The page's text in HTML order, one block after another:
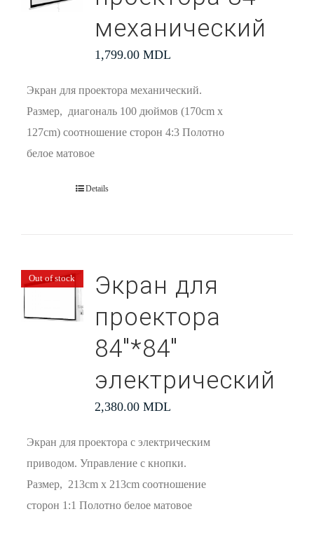
механический
1,799.00 MDL
Экран для проектора механический.
Размер, диагональ 100 дюймов (170cm x
127cm) соотношение сторон 4:3 Полотно
белое матовое
Details
Out of stock
Экран для
проектора
84″*84″
электрический
2,380.00 MDL
Экран для проектора с электрическим
приводом. Управление с кнопки.
Размер, 213cm x 213cm соотношение
сторон 1:1 Полотно белое матовое